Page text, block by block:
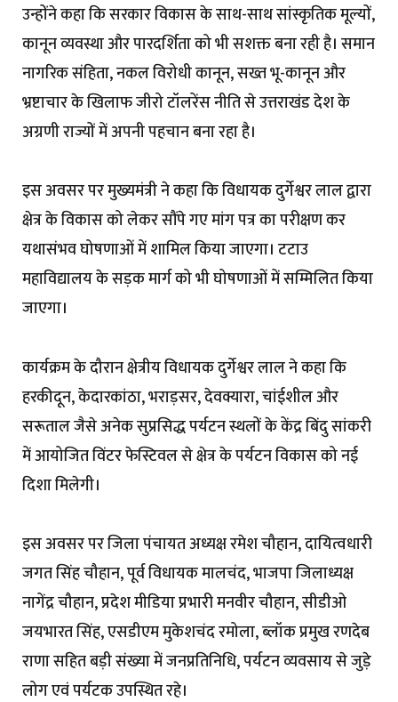
उन्होंने कहा कि सरकार विकास के साथ-साथ सांस्कृतिक मूल्यों,
कानून व्यवस्था और पारदर्शिता को भी सशक्त बना रही है। समान
नागरिक संहिता, नकल विरोधी कानून, सख्त भू-कानून और
भ्रष्टाचार के खिलाफ जीरो टॉलरेंस नीति से उत्तराखंड देश के
अग्रणी राज्यों में अपनी पहचान बना रहा है।
इस अवसर पर मुख्यमंत्री ने कहा कि विधायक दुर्गेश्वर लाल द्वारा
क्षेत्र के विकास को लेकर सौंपे गए मांग पत्र का परीक्षण कर
यथासंभव घोषणाओं में शामिल किया जाएगा। टटाउ
महाविद्यालय के सड़क मार्ग को भी घोषणाओं में सम्मिलित किया
जाएगा।
कार्यक्रम के दौरान क्षेत्रीय विधायक दुर्गेश्वर लाल ने कहा कि
हरकीदून, केदारकांठा, भराड़सर, देवक्यारा, चांईशील और
सरूताल जैसे अनेक सुप्रसिद्ध पर्यटन स्थलों के केंद्र बिंदु सांकरी
में आयोजित विंटर फेस्टिवल से क्षेत्र के पर्यटन विकास को नई
दिशा मिलेगी।
इस अवसर पर जिला पंचायत अध्यक्ष रमेश चौहान, दायित्वधारी
जगत सिंह चौहान, पूर्व विधायक मालचंद, भाजपा जिलाध्यक्ष
नागेंद्र चौहान, प्रदेश मीडिया प्रभारी मनवीर चौहान, सीडीओ
जयभारत सिंह, एसडीएम मुकेशचंद रमोला, ब्लॉक प्रमुख रणदेब
राणा सहित बड़ी संख्या में जनप्रतिनिधि, पर्यटन व्यवसाय से जुड़े
लोग एवं पर्यटक उपस्थित रहे।